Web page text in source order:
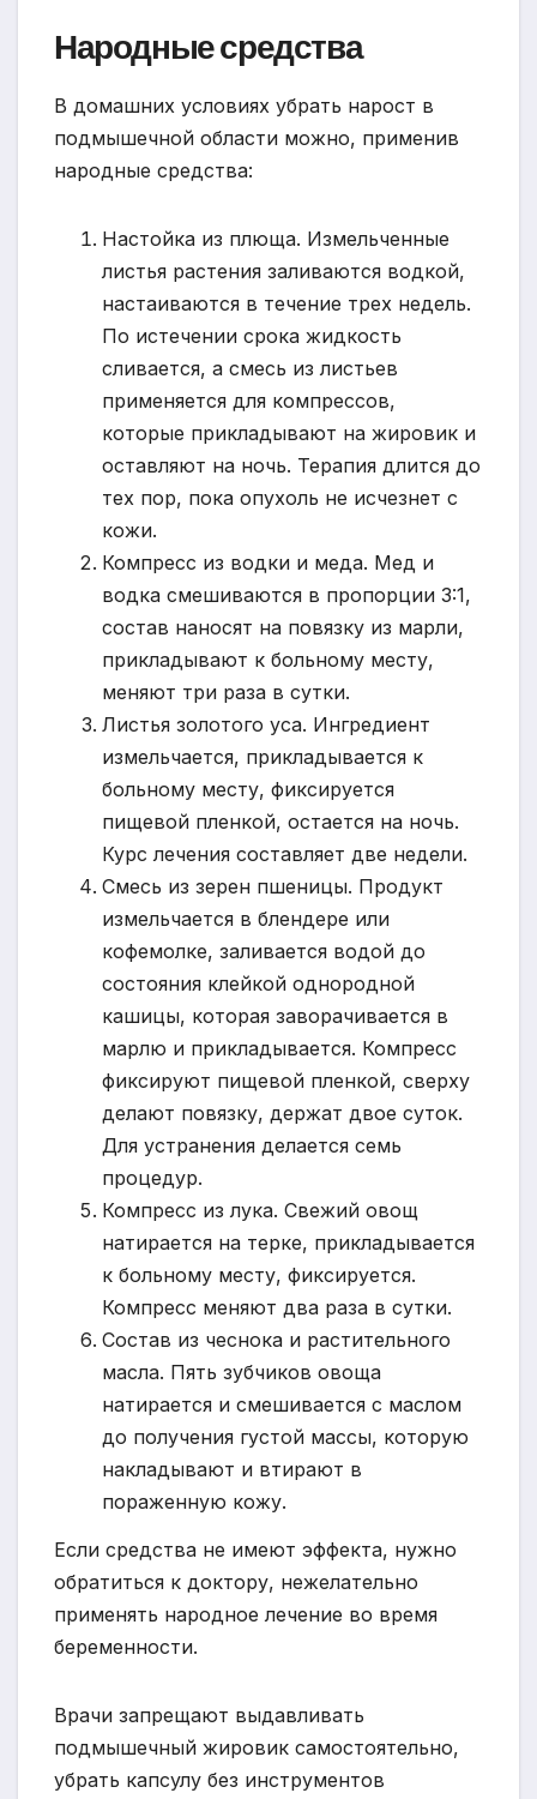
Народные средства
В домашних условиях убрать нарост в
подмышечной области можно, применив
народные средства:
Настойка из плюща. Измельченные
листья растения заливаются водкой,
настаиваются в течение трех недель.
По истечении срока жидкость
сливается, а смесь из листьев
применяется для компрессов,
которые прикладывают на жировик и
оставляют на ночь. Терапия длится до
тех пор, пока опухоль не исчезнет с
кожи.
Компресс из водки и меда. Мед и
водка смешиваются в пропорции 3:1,
состав наносят на повязку из марли,
прикладывают к больному месту,
меняют три раза в сутки.
Листья золотого уса. Ингредиент
измельчается, прикладывается к
больному месту, фиксируется
пищевой пленкой, остается на ночь.
Курс лечения составляет две недели.
Смесь из зерен пшеницы. Продукт
измельчается в блендере или
кофемолке, заливается водой до
состояния клейкой однородной
кашицы, которая заворачивается в
марлю и прикладывается. Компресс
фиксируют пищевой пленкой, сверху
делают повязку, держат двое суток.
Для устранения делается семь
процедур.
Компресс из лука. Свежий овощ
натирается на терке, прикладывается
к больному месту, фиксируется.
Компресс меняют два раза в сутки.
Состав из чеснока и растительного
масла. Пять зубчиков овоща
натирается и смешивается с маслом
до получения густой массы, которую
накладывают и втирают в
пораженную кожу.
Если средства не имеют эффекта, нужно
обратиться к доктору, нежелательно
применять народное лечение во время
беременности.
Врачи запрещают выдавливать
подмышечный жировик самостоятельно,
убрать капсулу без инструментов